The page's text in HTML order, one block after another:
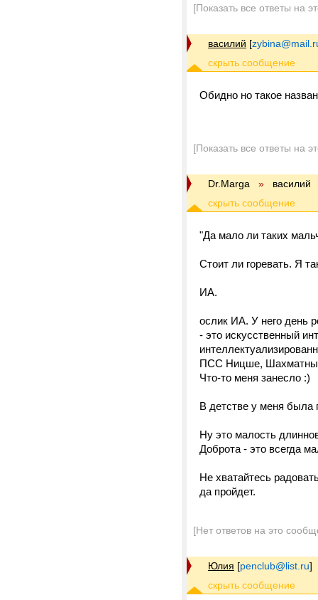
[Показать все ответы на
василий [
Обидно но такое
[Показать все ответы на
Dr.Marga » василий
"Да мало ли таких
Стоит ли горевать. Я
ИА.
ослик ИА. У него день
- это искусственный
ПСС Ницше, Шахматный
Что-то меня занесло :)
В детстве у меня была
Ну это малость
Доброта - это всегда
Не хватайтесь
да пройдет.
[Нет ответов на это
Юлия [penclub@list.ru]